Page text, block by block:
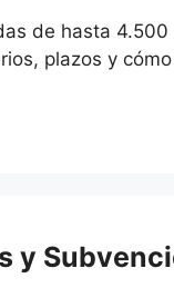
de hasta
plazos y
y